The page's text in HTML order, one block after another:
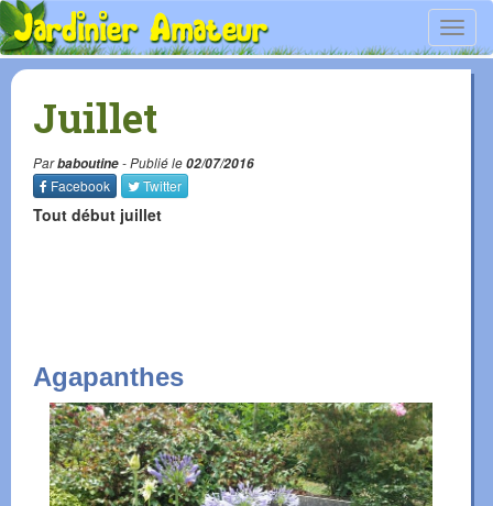
Juillet
Parbaboutine- Publié le02/07/2016
Facebook
Twitter
Tout début juillet
Agapanthes